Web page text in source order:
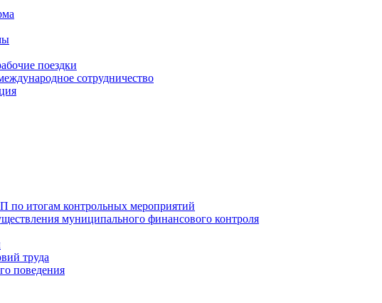
поездки
сотрудничество
по итогам контрольных мероприятий
муниципального финансового контроля
труда
поведения